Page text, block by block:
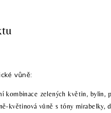
vůně:
kombinace zelených květin, bylin,
květinová vůně s tóny mirabelky,